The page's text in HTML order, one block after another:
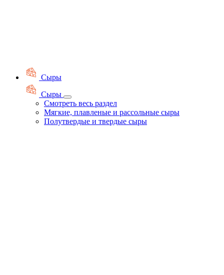
Сыры
Сыры
Смотреть весь раздел
Мягкие, плавленые и рассольные сыры
Полутвердые и твердые сыры